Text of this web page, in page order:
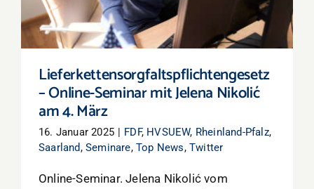
Lieferkettensorgfaltspflichtengesetz
– Online-Seminar mit Jelena Nikolić
am 4. März
16. Januar 2025 | FDF, HVSUEW, Rheinland-Pfalz,
Saarland,Seminare,Top News,Twitter
Online-Seminar. Jelena Nikolić vom